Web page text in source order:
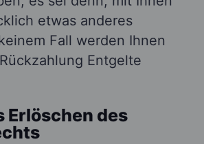
etwas anderes
Fall werden Ihnen
Entgelte
Erlöschen des